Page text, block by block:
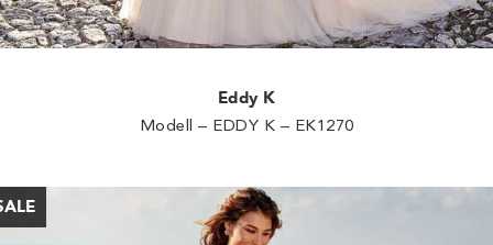
Eddy K
Modell – EDDY K – EK1270